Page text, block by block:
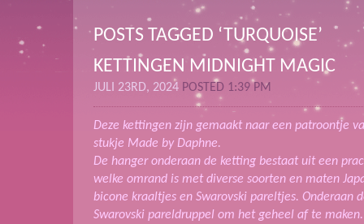
POSTS TAGGED ‘TURQUOISE’
KETTINGEN MIDNIGHT MAGIC
JULI 23RD, 2024 POSTED 1:39 PM
Deze kettingen zijn gemaakt naar een patroontje
stukje Made by Daphne.
De hanger onderaan de ketting bestaat uit een
welke omrand is met diverse soorten en maten
bicone kraaltjes en Swarovski pareltjes. Onderaan
Swarovski pareldruppel om het geheel af te maken.